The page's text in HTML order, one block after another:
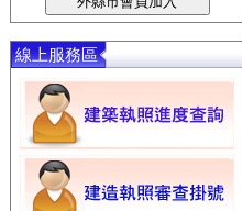
線上服務區